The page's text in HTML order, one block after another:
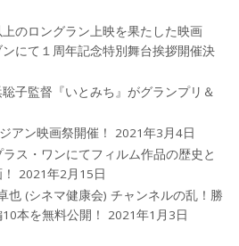
のロングラン上映を果たした映画
ンにて１周年記念特別舞台挨拶開催決
子監督『いとみち』がグランプリ＆
アン映画祭開催！
2021年3月4日
ス・ワンにてフィルム作品の歴史と
2021年2月15日
也 (シネマ健康会) チャンネルの乱！勝
本を無料公開！
2021年1月3日